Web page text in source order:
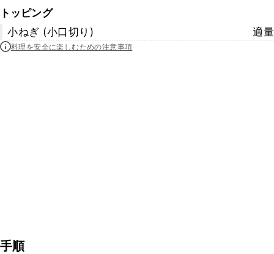
トッピング
小ねぎ (小口切り)
適量
料理を安全に楽しむための注意事項
手順